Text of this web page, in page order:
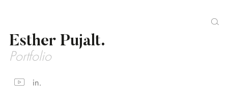
Esther Pujalt.
Portfolio